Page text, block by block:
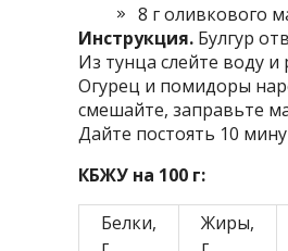
8 г оливкового
Инструкция. Булгур
Из тунца слейте воду
Огурец и помидоры
смешайте, заправьте
Дайте постоять 10
КБЖУ на 100 г:
Белки,
Жиры,